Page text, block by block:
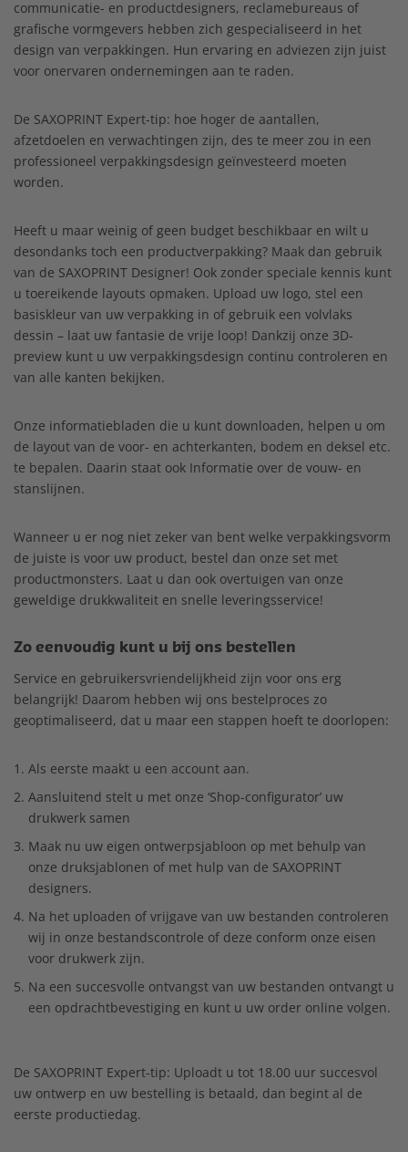
communicatie- en productdesigners, reclamebureaus of
grafische vormgevers hebben zich gespecialiseerd in het
design van verpakkingen. Hun ervaring en adviezen zijn juist
voor onervaren ondernemingen aan te raden.
De SAXOPRINT Expert-tip: hoe hoger de aantallen,
afzetdoelen en verwachtingen zijn, des te meer zou in een
professioneel verpakkingsdesign geïnvesteerd moeten
worden.
Heeft u maar weinig of geen budget beschikbaar en wilt u
desondanks toch een productverpakking? Maak dan gebruik
van de SAXOPRINT Designer! Ook zonder speciale kennis kunt
u toereikende layouts opmaken. Upload uw logo, stel een
basiskleur van uw verpakking in of gebruik een volvlaks
dessin – laat uw fantasie de vrije loop! Dankzij onze 3D-
preview kunt u uw verpakkingsdesign continu controleren en
van alle kanten bekijken.
Onze informatiebladen die u kunt downloaden, helpen u om
de layout van de voor- en achterkanten, bodem en deksel etc.
te bepalen. Daarin staat ook Informatie over de vouw- en
stanslijnen.
Wanneer u er nog niet zeker van bent welke verpakkingsvorm
de juiste is voor uw product, bestel dan onze set met
productmonsters. Laat u dan ook overtuigen van onze
geweldige drukkwaliteit en snelle leveringsservice!
Zo eenvoudig kunt u bij ons bestellen
Service en gebruikersvriendelijkheid zijn voor ons erg
belangrijk! Daarom hebben wij ons bestelproces zo
geoptimaliseerd, dat u maar een stappen hoeft te doorlopen:
Als eerste maakt u een account aan.
Aansluitend stelt u met onze ‘Shop-configurator’ uw
drukwerk samen
Maak nu uw eigen ontwerpsjabloon op met behulp van
onze druksjablonen of met hulp van de SAXOPRINT
designers.
Na het uploaden of vrijgave van uw bestanden controleren
wij in onze bestandscontrole of deze conform onze eisen
voor drukwerk zijn.
Na een succesvolle ontvangst van uw bestanden ontvangt u
een opdrachtbevestiging en kunt u uw order online volgen.
De SAXOPRINT Expert-tip: Uploadt u tot 18.00 uur succesvol
uw ontwerp en uw bestelling is betaald, dan begint al de
eerste productiedag.